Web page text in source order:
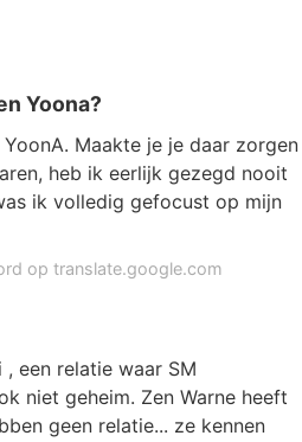
Yoona?
Maakte je je daar zorgen
heb ik eerlijk gezegd nooit
ik volledig gefocust op mijn
op translate.google.com
een relatie waar SM
niet geheim. Zen Warne heeft
geen relatie... ze kennen